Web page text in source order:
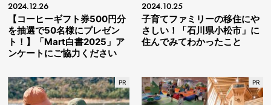
2024.12.26
【コーヒーギフト券500円分
を抽選で50名様にプレゼン
ト！】「Mart白書2025」ア
ンケートにご協力ください
2024.10.25
子育てファミリーの移住にや
さしい！「石川県小松市」に
住んでみてわかったこと